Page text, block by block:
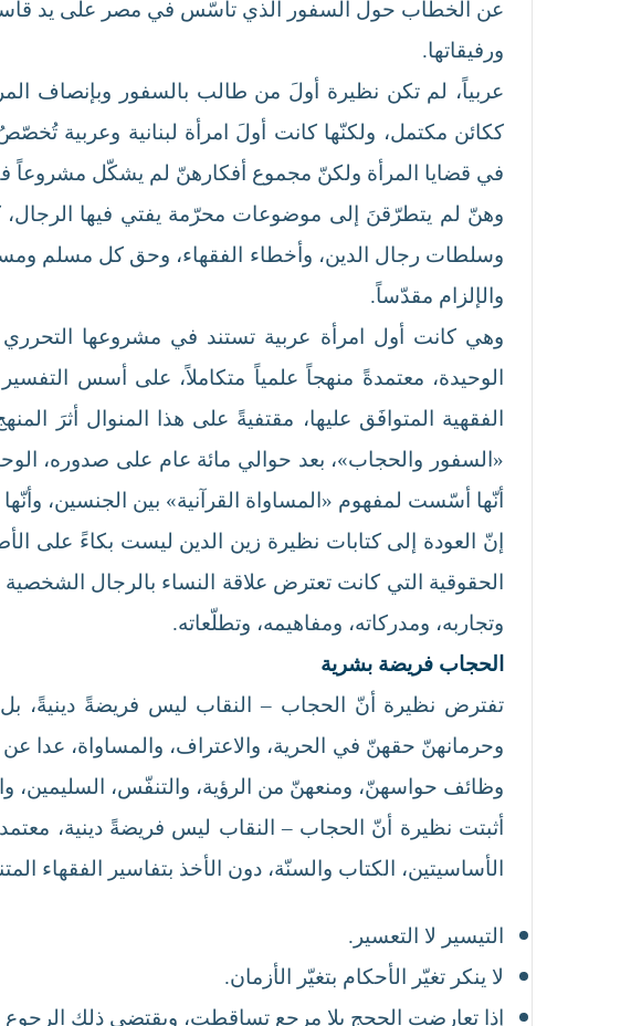
ورفيقاتها.
عربياً، لم تكن نظيرة أولَ من طالب بالسفور وبإنصاف
ككائن مكتمل، ولكنّها كانت أولَ امرأة لبنانية وعربية
في قضايا المرأة ولكنّ مجموع أفكارهنّ لم يشكّل مشروعاً
وهنّ لم يتطرّقنَ إلى موضوعات محرّمة يفتي فيها الرجال،
وسلطات رجال الدين، وأخطاء الفقهاء، وحق كل مسلم
والإلزام مقدّساً.
وهي كانت أول امرأة عربية تستند في مشروعها
الوحيدة، معتمدةً منهجاً علمياً متكاملاً، على أسس
الفقهية المتوافَق عليها، مقتفيةً على هذا المنوال أثرَ
«السفور والحجاب»، بعد حوالي مائة عام على صدوره،
أنّها أسّست لمفهوم «المساواة القرآنية» بين الجنسين،
إنّ العودة إلى كتابات نظيرة زين الدين ليست بكاءً على
الحقوقية التي كانت تعترض علاقة النساء بالرجال
وتجاربه، ومدركاته، ومفاهيمه، وتطلّعاته.
الحجاب فريضة بشرية
تفترض نظيرة أنّ الحجاب – النقاب ليس فريضةً دينيةً، بل
وحرمانهنّ حقهنّ في الحرية، والاعتراف، والمساواة، عدا
وظائف حواسهنّ، ومنعهنّ من الرؤية، والتنفّس، السليمين،
أثبتت نظيرة أنّ الحجاب – النقاب ليس فريضةً دينية،
الأساسيتين، الكتاب والسنّة، دون الأخذ بتفاسير الفقهاء
التيسير لا التعسير.
لا ينكر تغيّر الأحكام بتغيّر الأزمان.
إذا تعارضت الحجج بلا مرجع تساقطت، ويقتضي ذلك الرجوع